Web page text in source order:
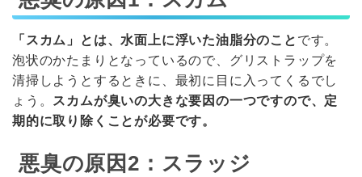
「スカム」とは、水面上に浮いた油脂分のこと です。
泡状のかたまりとなっているので、グリストラップを
清掃しようとするときに、最初に目に入ってくるでし
ょう。 スカムが臭いの大きな要因の一つですので、定
期的に取り除くことが必要です。
悪臭の原因2：スラッジ